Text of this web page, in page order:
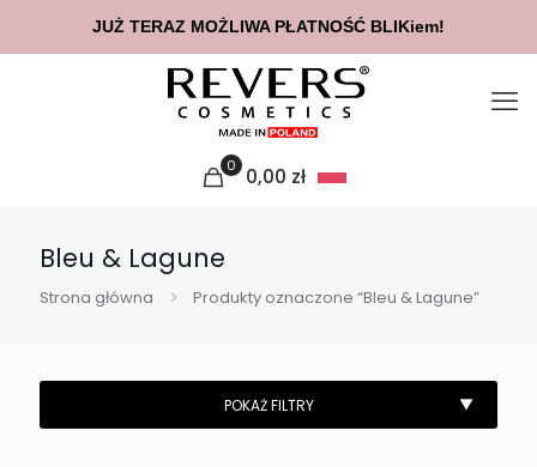
0 0,00 zł
Bleu & Lagune
Strona główna Produkty oznaczone “Bleu & Lagune”
JUŻ TERAZ MOŻLIWA PŁATNOŚĆ BLIKiem!